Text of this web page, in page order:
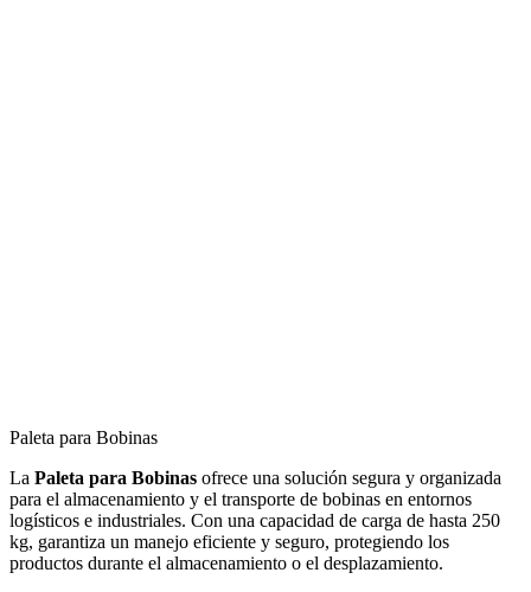
Paleta para Bobinas
La Paleta para Bobinas ofrece una solución segura y organizada
para el almacenamiento y el transporte de bobinas en entornos
logísticos e industriales. Con una capacidad de carga de hasta 250
kg, garantiza un manejo eficiente y seguro, protegiendo los
productos durante el almacenamiento o el desplazamiento.